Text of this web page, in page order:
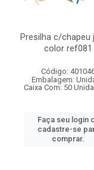
Presilha c/chapeu
color ref081
Código:
Embalagem:
Caixa Com: 50
Faça seu login
cadastre-se
comprar.